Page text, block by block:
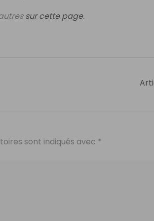
sur cette page.
sont indiqués avec *